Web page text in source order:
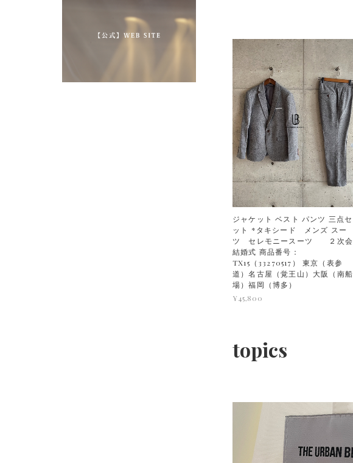
ジャケット ベスト パンツ 三点セ
ット *タキシード メンズ スー
ツ セレモニースーツ ２次会
結婚式 商品番号：
TX15（33270517） 東京（表参
道）名古屋（覚王山）大阪（南船
場）福岡（博多）
¥45,800
topics